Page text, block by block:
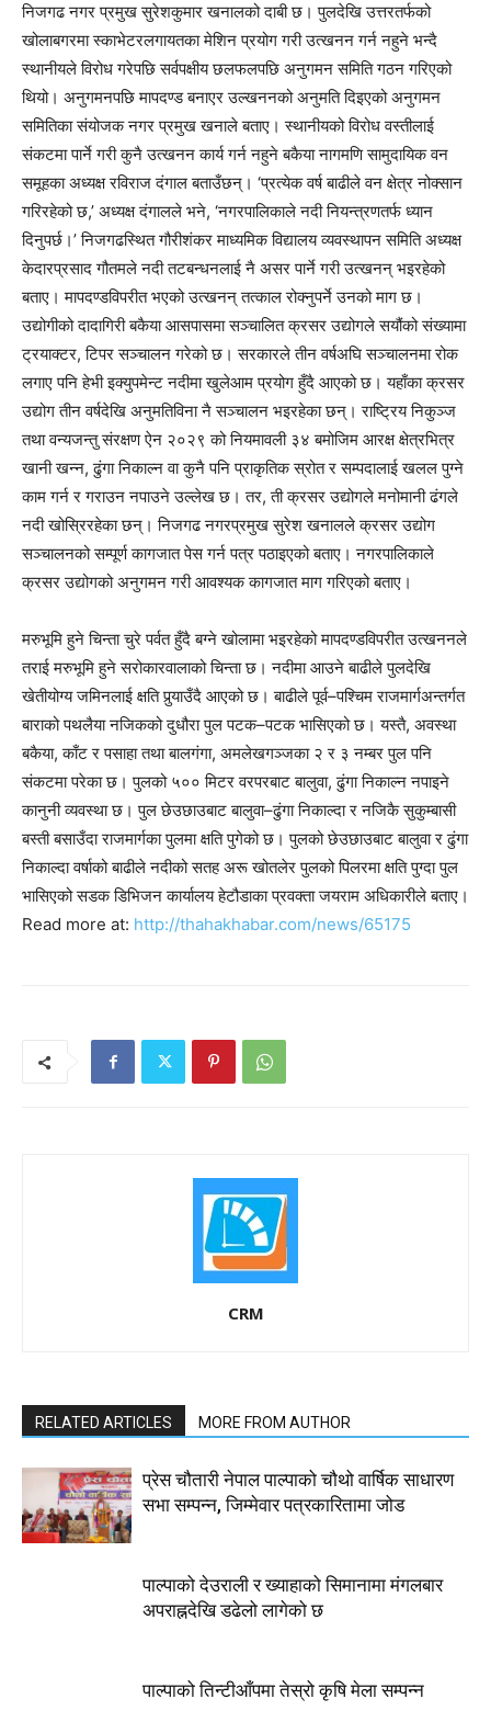
निजगढ नगर प्रमुख सुरेशकुमार खनालको दाबी छ। पुलदेखि उत्तरतर्फको
खोलाबगरमा स्काभेटरलगायतका मेशिन प्रयोग गरी उत्खनन गर्न नहुने भन्दै
स्थानीयले विरोध गरेपछि सर्वपक्षीय छलफलपछि अनुगमन समिति गठन गरिएको
थियो। अनुगमनपछि मापदण्ड बनाएर उल्खननको अनुमति दिइएको अनुगमन
समितिका संयोजक नगर प्रमुख खनाले बताए। स्थानीयको विरोध वस्तीलाई
संकटमा पार्ने गरी कुनै उत्खनन कार्य गर्न नहुने बकैया नागमणि सामुदायिक वन
समूहका अध्यक्ष रविराज दंगाल बताउँछन्। ‘प्रत्येक वर्ष बाढीले वन क्षेत्र नोक्सान
गरिरहेको छ,’ अध्यक्ष दंगालले भने, ‘नगरपालिकाले नदी नियन्त्रणतर्फ ध्यान
दिनुपर्छ।’ निजगढस्थित गौरीशंकर माध्यमिक विद्यालय व्यवस्थापन समिति अध्यक्ष
केदारप्रसाद गौतमले नदी तटबन्धनलाई नै असर पार्ने गरी उत्खनन् भइरहेको
बताए। मापदण्डविपरीत भएको उत्खनन् तत्काल रोक्नुपर्ने उनको माग छ।
उद्योगीको दादागिरी बकैया आसपासमा सञ्चालित क्रसर उद्योगले सयौंको संख्यामा
ट्रयाक्टर, टिपर सञ्चालन गरेको छ। सरकारले तीन वर्षअघि सञ्चालनमा रोक
लगाए पनि हेभी इक्युपमेन्ट नदीमा खुलेआम प्रयोग हुँदै आएको छ। यहाँका क्रसर
उद्योग तीन वर्षदेखि अनुमतिविना नै सञ्चालन भइरहेका छन्। राष्ट्रिय निकुञ्ज
तथा वन्यजन्तु संरक्षण ऐन २०२९ को नियमावली ३४ बमोजिम आरक्ष क्षेत्रभित्र
खानी खन्न, ढुंगा निकाल्न वा कुनै पनि प्राकृतिक स्रोत र सम्पदालाई खलल पुग्ने
काम गर्न र गराउन नपाउने उल्लेख छ। तर, ती क्रसर उद्योगले मनोमानी ढंगले
नदी खोस्रिरहेका छन्। निजगढ नगरप्रमुख सुरेश खनालले क्रसर उद्योग
सञ्चालनको सम्पूर्ण कागजात पेस गर्न पत्र पठाइएको बताए। नगरपालिकाले
क्रसर उद्योगको अनुगमन गरी आवश्यक कागजात माग गरिएको बताए।
मरुभूमि हुने चिन्ता चुरे पर्वत हुँदै बग्ने खोलामा भइरहेको मापदण्डविपरीत उत्खननले
तराई मरुभूमि हुने सरोकारवालाको चिन्ता छ। नदीमा आउने बाढीले पुलदेखि
खेतीयोग्य जमिनलाई क्षति पुर्‍याउँदै आएको छ। बाढीले पूर्व–पश्चिम राजमार्गअन्तर्गत
बाराको पथलैया नजिकको दुधौरा पुल पटक–पटक भासिएको छ। यस्तै, अवस्था
बकैया, काँट र पसाहा तथा बालगंगा, अमलेखगञ्जका २ र ३ नम्बर पुल पनि
संकटमा परेका छ। पुलको ५०० मिटर वरपरबाट बालुवा, ढुंगा निकाल्न नपाइने
कानुनी व्यवस्था छ। पुल छेउछाउबाट बालुवा–ढुंगा निकाल्दा र नजिकै सुकुम्बासी
बस्ती बसाउँदा राजमार्गका पुलमा क्षति पुगेको छ। पुलको छेउछाउबाट बालुवा र ढुंगा
निकाल्दा वर्षाको बाढीले नदीको सतह अरू खोतलेर पुलको पिलरमा क्षति पुग्दा पुल
भासिएको सडक डिभिजन कार्यालय हेटौडाका प्रवक्ता जयराम अधिकारीले बताए।
Read more at: http://thahakhabar.com/news/65175
CRM
RELATED ARTICLES MORE FROM AUTHOR
प्रेस चौतारी नेपाल पाल्पाको चौथो वार्षिक साधारण
सभा सम्पन्न, जिम्मेवार पत्रकारितामा जोड
पाल्पाको देउराली र ख्याहाको सिमानामा मंगलबार
अपराह्नदेखि डढेलो लागेको छ
पाल्पाको तिन्टीआँपमा तेस्रो कृषि मेला सम्पन्न